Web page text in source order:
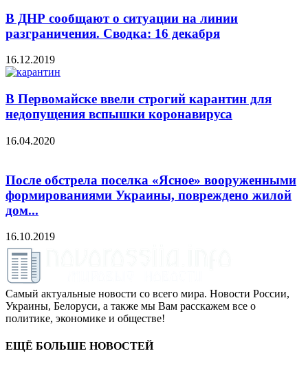
В ДНР сообщают о ситуации на линии
разграничения. Сводка: 16 декабря
16.12.2019
В Первомайске ввели строгий карантин для
недопущения вспышки коронавируса
16.04.2020
После обстрела поселка «Ясное» вооруженными
формированиями Украины, повреждено жилой
дом...
16.10.2019
Самый актуальные новости со всего мира. Новости России,
Украины, Белоруси, а также мы Вам расскажем все о
политике, экономике и обществе!
ЕЩЁ БОЛЬШЕ НОВОСТЕЙ